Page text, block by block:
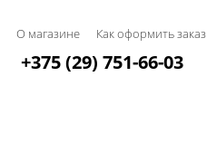
О магазине Как оформить заказ
+375 (29) 751-66-03